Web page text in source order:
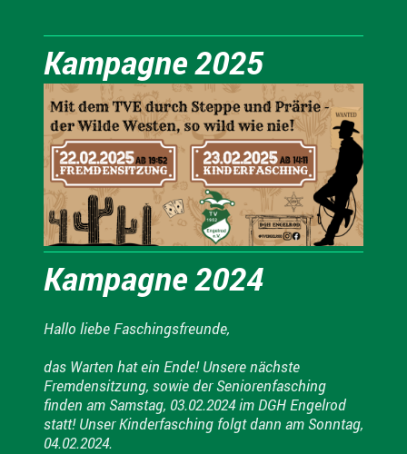
Kampagne 2025
Kampagne 2024
Hallo liebe Faschingsfreunde,
das Warten hat ein Ende! Unsere nächste
Fremdensitzung, sowie der Seniorenfasching
finden am Samstag, 03.02.2024 im DGH Engelrod
statt! Unser Kinderfasching folgt dann am Sonntag,
04.02.2024.